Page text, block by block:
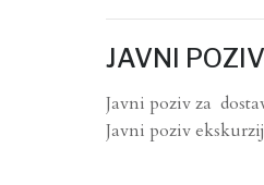
JAVNI
Javni poziv za
Javni poziv